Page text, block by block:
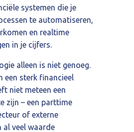
systemen die je
te automatiseren,
en realtime
in je cijfers.
alleen is niet genoeg.
een sterk financieel
niet meteen een
zijn – een parttime
of externe
veel waarde